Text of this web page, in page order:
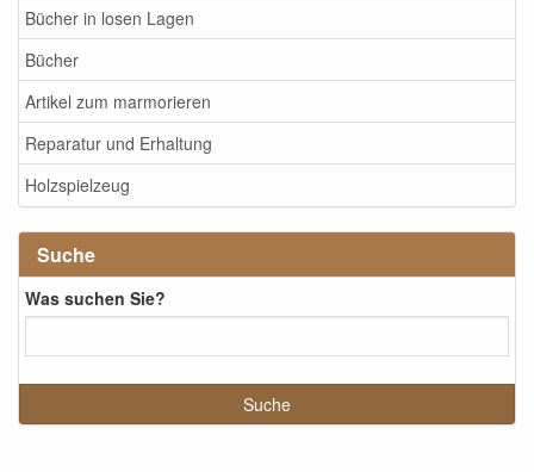
Bücher in losen Lagen
Bücher
Artikel zum marmorieren
Reparatur und Erhaltung
Holzspielzeug
Suche
Was suchen Sie?